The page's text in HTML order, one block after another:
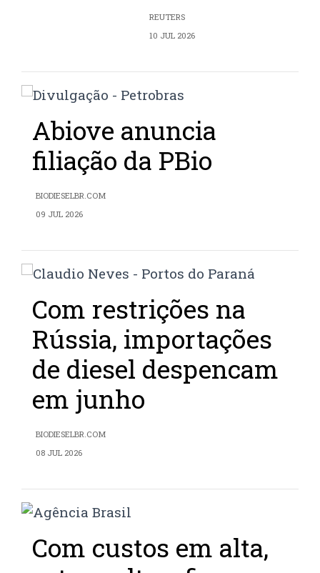
REUTERS
10 JUL 2026
Abiove anuncia
filiação da PBio
BIODIESELBR.COM
09 JUL 2026
Com restrições na
Rússia, importações
de diesel despencam
em junho
BIODIESELBR.COM
08 JUL 2026
Com custos em alta,